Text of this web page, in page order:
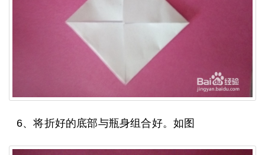
6、将折好的底部与瓶身组合好。如图